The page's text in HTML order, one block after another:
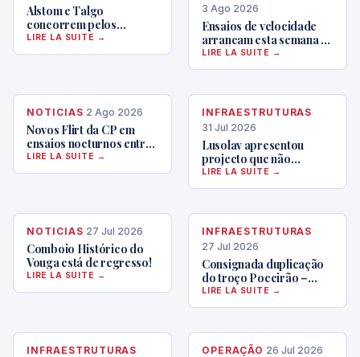
Alstom e Talgo
concorrem pelos
comboios de alta
velocidade da CP
LIRE LA SUITE →
3 Ago 2026
Ensaios de velocidade
arrancam esta semana na
LAV Évora – Caia
LIRE LA SUITE →
NOTICIAS·2 Ago 2026
Novos Flirt da CP em
ensaios nocturnos entre
Entroncamento e
Castanheira, com
LIRE LA SUITE →
INFRAESTRUTURAS·
31 Jul 2026
Lusolav apresentou
projecto que não
respeita caderno de
encargos
LIRE LA SUITE →
NOTICIAS·27 Jul 2026
Comboio Histórico do
Vouga está de regresso!
LIRE LA SUITE →
INFRAESTRUTURAS·
27 Jul 2026
Consignada duplicação
do troço Poceirão –
Bombel
LIRE LA SUITE →
INFRAESTRUTURAS·
OPERAÇÃO ·26 Jul 2026